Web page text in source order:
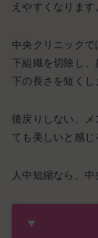
えやすくなります
中央クリニック
下組織を切除し
下の長さを短くし
後戻りしない、
ても美しいと感じ
人中短縮なら、中